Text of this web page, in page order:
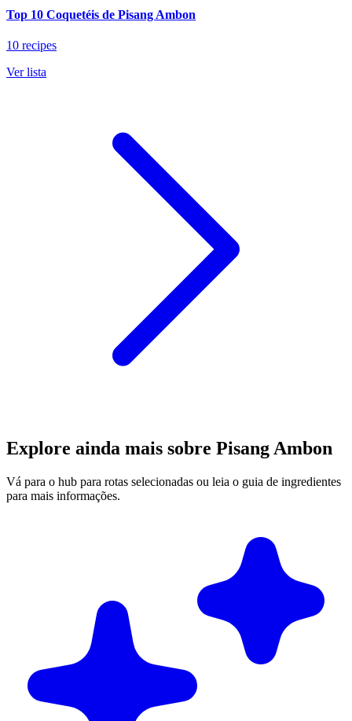
Top 10 Coquetéis de Pisang Ambon
10 recipes
Ver lista
Explore ainda mais sobre Pisang Ambon
Vá para o hub para rotas selecionadas ou leia o guia de ingredientes
para mais informações.